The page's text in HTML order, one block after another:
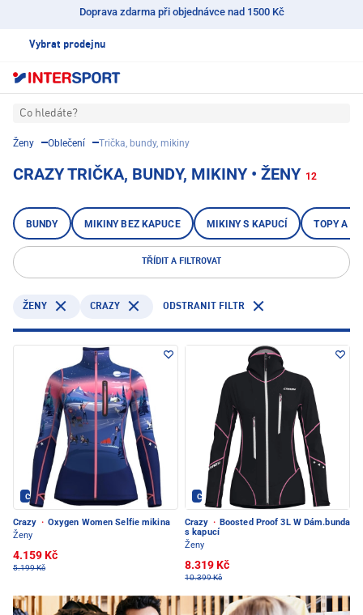
Doprava zdarma při objednávce nad 1500 Kč
Vybrat prodejnu
Co hledáte?
Ženy Oblečení Trička, bundy, mikiny
CRAZY TRIČKA, BUNDY, MIKINY • ŽENY 12
BUNDY MIKINY BEZ KAPUCE MIKINY S KAPUCÍ TOPY A
TŘÍDIT A FILTROVAT
ŽENY CRAZY ODSTRANIT FILTR
Crazy - PEC POD SNĚŽKOU
Crazy · Oxygen Women Selfie mikina
Ženy
4.159 Kč
5.199 Kč
Crazy - PEC POD SNĚŽKOU
Crazy · Boosted Proof 3L W Dám.bunda
s kapucí
Ženy
8.319 Kč
10.399 Kč